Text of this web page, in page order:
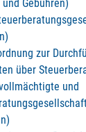
Gebühren)
zur
über
und